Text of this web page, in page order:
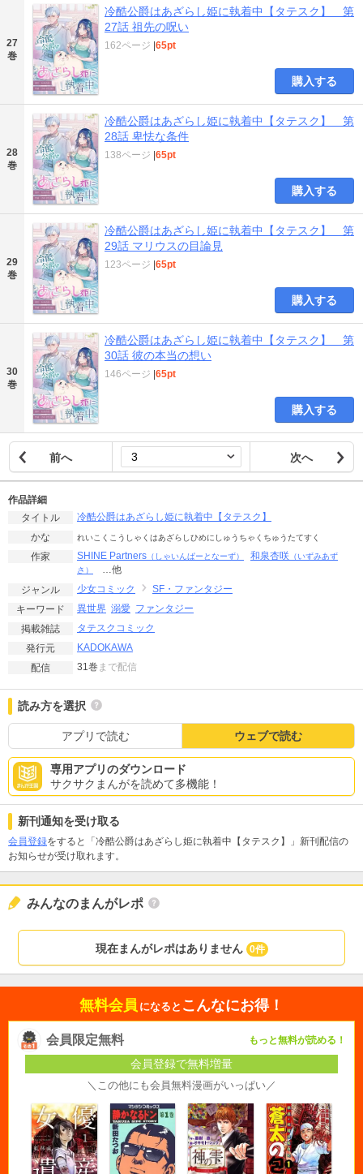
27
巻
冷酷公爵はあざらし姫に執着中【タテスク】 第
27話 祖先の呪い
162ページ |65pt
購入する
28
巻
冷酷公爵はあざらし姫に執着中【タテスク】 第
28話 卑怯な条件
138ページ |65pt
購入する
29
巻
冷酷公爵はあざらし姫に執着中【タテスク】 第
29話 マリウスの目論見
123ページ |65pt
購入する
30
巻
冷酷公爵はあざらし姫に執着中【タテスク】 第
30話 彼の本当の想い
146ページ |65pt
購入する
前へ 次へ
作品詳細
タイトル
冷酷公爵はあざらし姫に執着中【タテスク】
かな
れいこくこうしゃくはあざらしひめにしゅうちゃくちゅうたてすく
作家 SHINE Partners （しゃいんぱーとなーず） 和泉杏咲 （いずみあず
さ）
…他
ジャンル
少女コミック
SF・ファンタジー
キーワード
異世界 溺愛 ファンタジー
掲載雑誌
タテスクコミック
発行元
KADOKAWA
配信
31巻 まで配信
読み方を選択
アプリで読む ウェブで読む
専用アプリのダウンロード
サクサクまんがを読めて多機能！
新刊通知を受け取る
会員登録をすると「冷酷公爵はあざらし姫に執着中【タテスク】」新刊配信の
お知らせが受け取れます。
みんなのまんがレポ
現在まんがレポはありません 0件
無料会員 になると こんなにお得！
会員限定無料 もっと無料が読める！
会員登録で無料増量
＼この他にも会員無料漫画がいっぱい／